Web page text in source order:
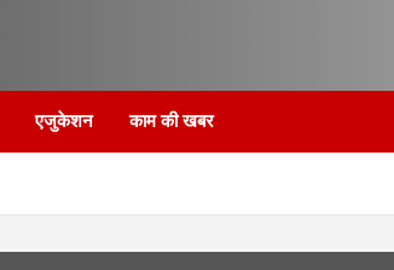
एजुकेशन काम की खबर